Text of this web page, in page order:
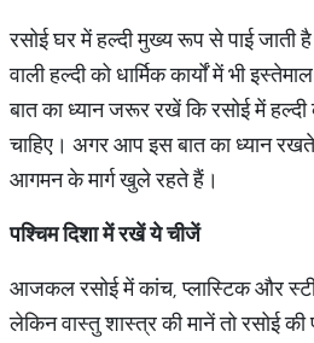
रसोई घर में हल्दी मुख्य रूप से पाई जाती
वाली हल्दी को धार्मिक कार्यों में भी
बात का ध्यान जरूर रखें कि रसोई में हल्दी
चाहिए। अगर आप इस बात का ध्यान
आगमन के मार्ग खुले रहते हैं।
पश्चिम दिशा में रखें ये चीजें
आजकल रसोई में कांच, प्लास्टिक और
लेकिन वास्तु शास्त्र की मानें तो रसोई